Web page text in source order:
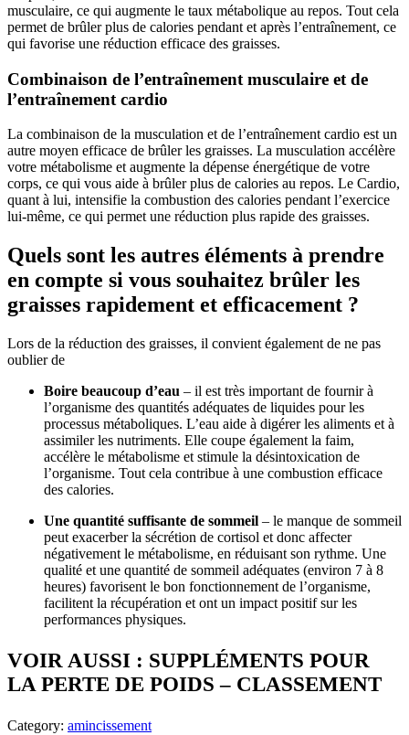
musculaire, ce qui augmente le taux métabolique au repos. Tout cela
permet de brûler plus de calories pendant et après l’entraînement, ce
qui favorise une réduction efficace des graisses.
Combinaison de l’entraînement musculaire et de
l’entraînement cardio
La combinaison de la musculation et de l’entraînement cardio est un
autre moyen efficace de brûler les graisses. La musculation accélère
votre métabolisme et augmente la dépense énergétique de votre
corps, ce qui vous aide à brûler plus de calories au repos. Le Cardio,
quant à lui, intensifie la combustion des calories pendant l’exercice
lui-même, ce qui permet une réduction plus rapide des graisses.
Quels sont les autres éléments à prendre
en compte si vous souhaitez brûler les
graisses rapidement et efficacement ?
Lors de la réduction des graisses, il convient également de ne pas
oublier de
Boire beaucoup d’eau – il est très important de fournir à
l’organisme des quantités adéquates de liquides pour les
processus métaboliques. L’eau aide à digérer les aliments et à
assimiler les nutriments. Elle coupe également la faim,
accélère le métabolisme et stimule la désintoxication de
l’organisme. Tout cela contribue à une combustion efficace
des calories.
Une quantité suffisante de sommeil – le manque de sommeil
peut exacerber la sécrétion de cortisol et donc affecter
négativement le métabolisme, en réduisant son rythme. Une
qualité et une quantité de sommeil adéquates (environ 7 à 8
heures) favorisent le bon fonctionnement de l’organisme,
facilitent la récupération et ont un impact positif sur les
performances physiques.
VOIR AUSSI : SUPPLÉMENTS POUR
LA PERTE DE POIDS – CLASSEMENT
Category: amincissement